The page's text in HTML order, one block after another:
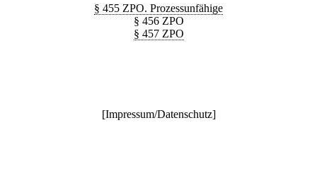
§ 455 ZPO. Prozessunfähige
§ 456 ZPO
§ 457 ZPO
[Impressum/Datenschutz]